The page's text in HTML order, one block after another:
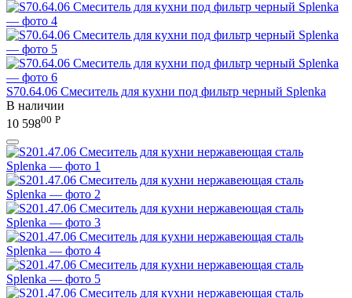
S70.64.06 Смеситель для кухни под фильтр черный Splenka
В наличии
10 59800 Р